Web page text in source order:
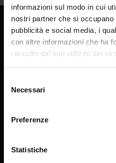
informazioni sul modo in cui
nostri partner che si occupano
pubblicità e social media, i
con altre informazioni che ha
raccolto dal suo utilizzo dei
delNecessari
Preferenze
Statistiche
Via Kempten, 12 – 38121
R.E.A. 127253 CCIAA di Trento
73.600,00 | P.IVA. IT
Tel.
COMPANY
CONTACTS